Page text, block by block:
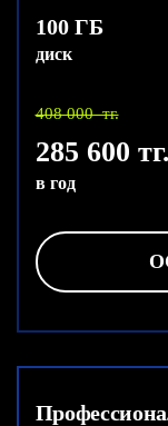
100 ГБ
диск
408 000 тг.
285 600 тг.
в год